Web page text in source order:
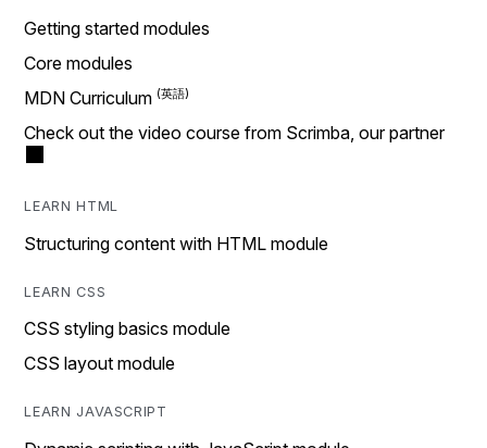
Getting started modules
Core modules
MDN Curriculum
Check out the video course from Scrimba, our partner
LEARN HTML
Structuring content with HTML module
LEARN CSS
CSS styling basics module
CSS layout module
LEARN JAVASCRIPT